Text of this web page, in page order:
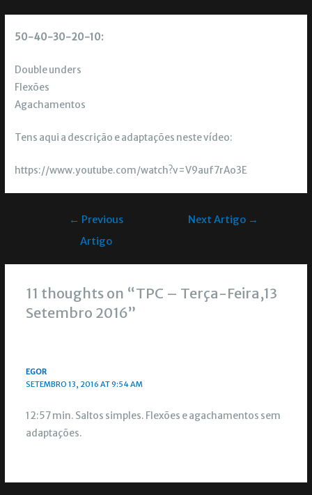
50-40-30-20-10:
Double unders
Flexões
Agachamentos
Tens aqui a descrição e adaptações neste vídeo:
https://www.youtube.com/watch?v=V9auf7rAo3E
← Previous
Artigo
Next Artigo →
11 thoughts on “TPC – Terça-Feira,13
Setembro 2016”
EGOR
SETEMBRO 13, 2016 AT 9:54 AM
12:57 min. Saltos simples. Flexões e agachamentos sem
adaptações.